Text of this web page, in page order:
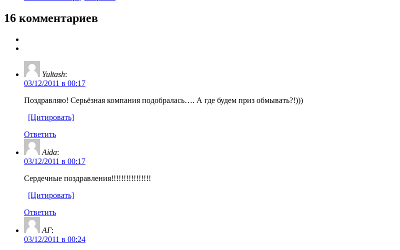
16 комментариев
Yultash:
03/12/2011 в 00:17
Поздравляю! Серьёзная компания подобралась…. А где будем приз обмывать?!)))
[Цитировать]
Ответить
Aida:
03/12/2011 в 00:17
Сердечные поздравления!!!!!!!!!!!!!!!!
[Цитировать]
Ответить
АГ:
03/12/2011 в 00:24